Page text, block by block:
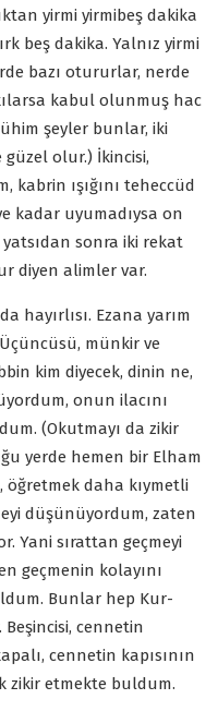
yirmi yirmibeş dakika
beş dakika. Yalnız yirmi
bazı otururlar, nerde
kabul olunmuş hac
şeyler bunlar, iki
güzel olur.) İkincisi,
kabrin ışığını teheccüd
kadar uyumadıysa on
sonra iki rekat
diyen alimler var.
hayırlısı. Ezana yarım
münkir ve
kim diyecek, dinin ne,
onun ilacını
(Okutmayı da zikir
yerde hemen bir Elham
öğretmek daha kıymetli
düşünüyordum, zaten
Yani sırattan geçmeyi
geçmenin kolayını
Bunlar hep Kur-
cennetin
cennetin kapısının
zikir etmekte buldum.